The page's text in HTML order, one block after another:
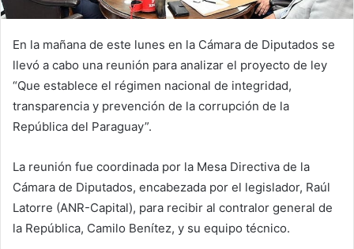
En la mañana de este lunes en la Cámara de Diputados se
llevó a cabo una reunión para analizar el proyecto de ley
“Que establece el régimen nacional de integridad,
transparencia y prevención de la corrupción de la
República del Paraguay”.
La reunión fue coordinada por la Mesa Directiva de la
Cámara de Diputados, encabezada por el legislador, Raúl
Latorre (ANR-Capital), para recibir al contralor general de
la República, Camilo Benítez, y su equipo técnico.